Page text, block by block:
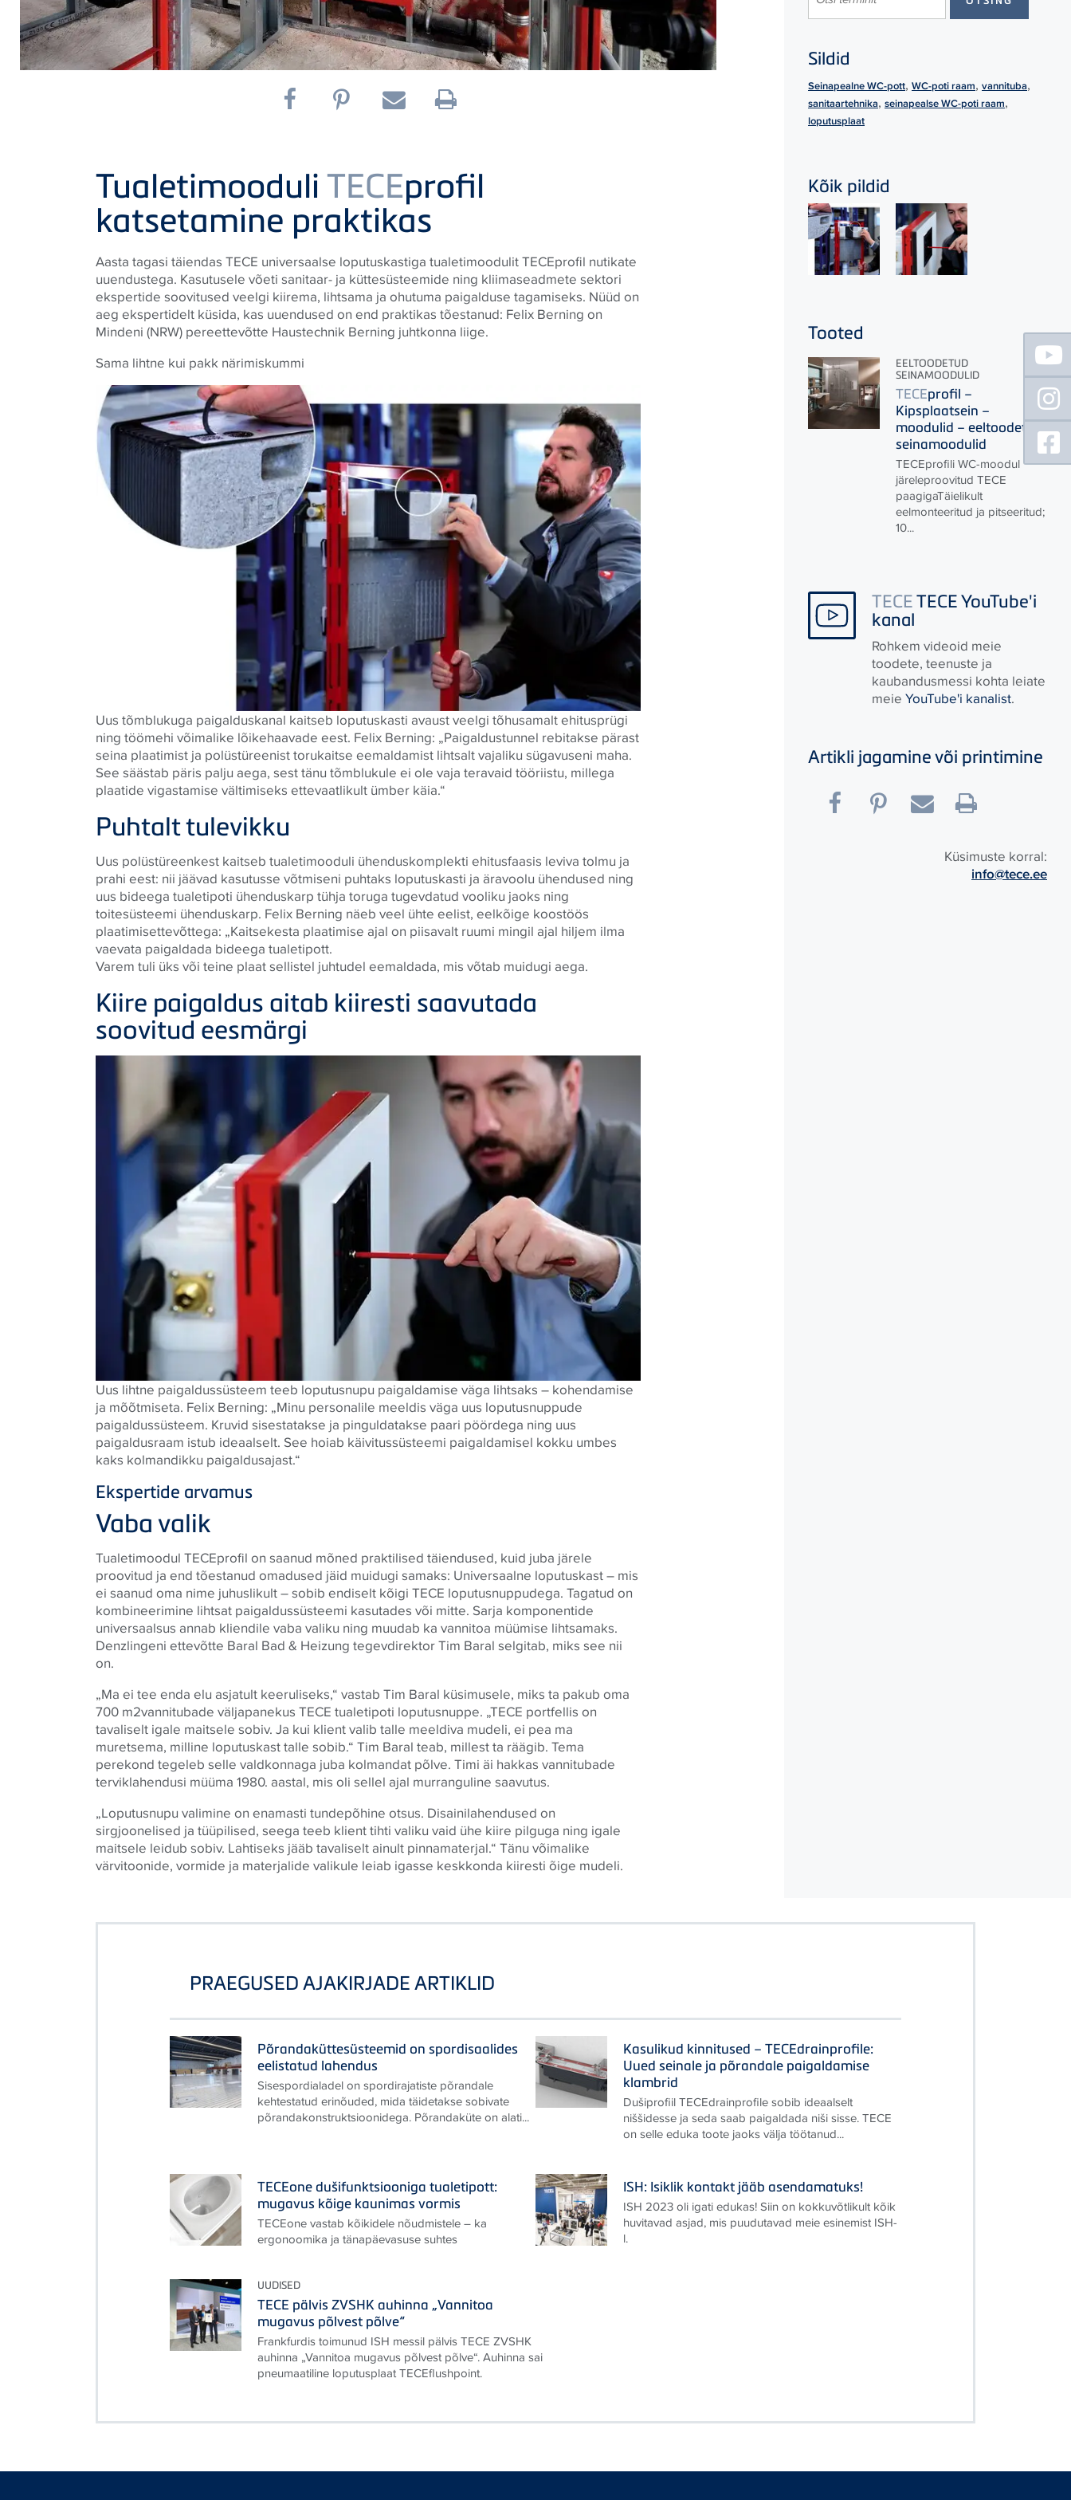
TualetimooduliTECEprofil
katsetamine praktikas
Aasta tagasi täiendas TECE universaalse loputuskastiga tualetimoodulitTECEprofil nutikate
uuendustega. Kasutusele võeti sanitaar- ja küttesüsteemide ning kliimaseadmete sektori
ekspertide soovitused veelgi kiirema, lihtsama ja ohutuma paigalduse tagamiseks. Nüüd on
aeg ekspertidelt küsida, kas uuendused on end praktikas tõestanud: Felix Berning on
Mindeni (NRW) pereettevõtte Haustechnik Berning juhtkonna liige.
Sama lihtne kui pakk närimiskummi
Uus tõmblukuga paigalduskanal kaitseb loputuskasti avaust veelgi tõhusamalt ehitusprügi
ning töömehi võimalike lõikehaavade eest. Felix Berning: „Paigaldustunnel rebitakse pärast
seina plaatimist ja polüstüreenist torukaitse eemaldamist lihtsalt vajaliku sügavuseni maha.
See säästab päris palju aega, sest tänu tõmblukule ei ole vaja teravaid tööriistu, millega
plaatide vigastamise vältimiseks ettevaatlikult ümber käia.“
Puhtalt tulevikku
Uus polüstüreenkest kaitseb tualetimooduli ühenduskomplekti ehitusfaasis leviva tolmu ja
prahi eest: nii jäävad kasutusse võtmiseni puhtaks loputuskasti ja äravoolu ühendused ning
uus bideega tualetipoti ühenduskarp tühja toruga tugevdatud vooliku jaoks ning
toitesüsteemi ühenduskarp. Felix Berning näeb veel ühte eelist, eelkõige koostöös
plaatimisettevõttega: „Kaitsekesta plaatimise ajal on piisavalt ruumi mingil ajal hiljem ilma
vaevata paigaldada bideega tualetipott.
Varem tuli üks või teine plaat sellistel juhtudel eemaldada, mis võtab muidugi aega.
Kiire paigaldus aitab kiiresti saavutada
soovitud eesmärgi
Uus lihtne paigaldussüsteem teeb loputusnupu paigaldamise väga lihtsaks – kohendamise
ja mõõtmiseta. Felix Berning: „Minu personalile meeldis väga uus loputusnuppude
paigaldussüsteem. Kruvid sisestatakse ja pinguldatakse paari pöördega ning uus
paigaldusraam istub ideaalselt. See hoiab käivitussüsteemi paigaldamisel kokku umbes
kaks kolmandikku paigaldusajast.“
Ekspertide arvamus
Vaba valik
Tualetimoodul TECEprofil on saanud mõned praktilised täiendused, kuid juba järele
proovitud ja end tõestanud omadused jäid muidugi samaks: Universaalne loputuskast – mis
ei saanud oma nime juhuslikult – sobib endiselt kõigi TECE loputusnuppudega. Tagatud on
kombineerimine lihtsat paigaldussüsteemi kasutades või mitte. Sarja komponentide
universaalsus annab kliendile vaba valiku ning muudab ka vannitoa müümise lihtsamaks.
Denzlingeni ettevõtte Baral Bad & Heizung tegevdirektor Tim Baral selgitab, miks see nii
on.
„Ma ei tee enda elu asjatult keeruliseks,“ vastab Tim Baral küsimusele, miks ta pakub oma
700 m2vannitubade väljapanekus TECE tualetipoti loputusnuppe. „TECE portfellis on
tavaliselt igale maitsele sobiv. Ja kui klient valib talle meeldiva mudeli, ei pea ma
muretsema, milline loputuskast talle sobib.“ Tim Baral teab, millest ta räägib. Tema
perekond tegeleb selle valdkonnaga juba kolmandat põlve. Timi äi hakkas vannitubade
terviklahendusi müüma 1980. aastal, mis oli sellel ajal murranguline saavutus.
„Loputusnupu valimine on enamasti tundepõhine otsus. Disainilahendused on
sirgjoonelised ja tüüpilised, seega teeb klient tihti valiku vaid ühe kiire pilguga ning igale
maitsele leidub sobiv. Lahtiseks jääb tavaliselt ainult pinnamaterjal.“ Tänu võimalike
värvitoonide, vormide ja materjalide valikule leiab igasse keskkonda kiiresti õige mudeli.
Sildid
Seinapealne WC-pott,WC-poti raam,vannituba,
sanitaartehnika,seinapealse WC-poti raam,
loputusplaat
Kõik pildid
Tooted
EELTOODETUD
SEINAMOODULID
TECEprofil –
Kipsplaatsein –
moodulid – eeltoodetud
seinamoodulid
TECEprofili WC-moodul
järeleproovitudTECE
paagigaTäielikult
eelmonteeritud ja pitseeritud;
10...
TECETECE YouTube'i
kanal
Rohkem videoid meie
toodete, teenuste ja
kaubandusmessi kohta leiate
meieYouTube'i kanalist.
Artikli jagamine või printimine
Küsimuste korral:
info@tece.ee
PRAEGUSED AJAKIRJADE ARTIKLID
Põrandaküttesüsteemid on spordisaalides
eelistatud lahendus
Sisespordialadel on spordirajatiste põrandale
kehtestatud erinõuded, mida täidetakse sobivate
põrandakonstruktsioonidega. Põrandaküte on alati...
Kasulikud kinnitused – TECEdrainprofile:
Uued seinale ja põrandale paigaldamise
klambrid
Dušiprofiil TECEdrainprofile sobib ideaalselt
niššidesse ja seda saab paigaldada niši sisse. TECE
on selle eduka toote jaoks välja töötanud...
TECEone dušifunktsiooniga tualetipott:
mugavus kõige kaunimas vormis
TECEone vastab kõikidele nõudmistele – ka
ergonoomika ja tänapäevasuse suhtes
ISH: Isiklik kontakt jääb asendamatuks!
ISH 2023 oli igati edukas! Siin on kokkuvõtlikult kõik
huvitavad asjad, mis puudutavad meie esinemist ISH-
l.
UUDISED
TECE pälvis ZVSHK auhinna „Vannitoa
mugavus põlvest põlve“
Frankfurdis toimunud ISH messil pälvis TECE ZVSHK
auhinna „Vannitoa mugavus põlvest põlve“. Auhinna sai
pneumaatiline loputusplaat TECEflushpoint.
Floating